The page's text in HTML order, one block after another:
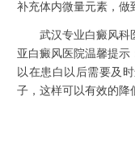
补充体内微量元素，做
武汉专业白癜风科医
亚白癜风医院温馨提
以在患白以后需要及
子，这样可以有效的降